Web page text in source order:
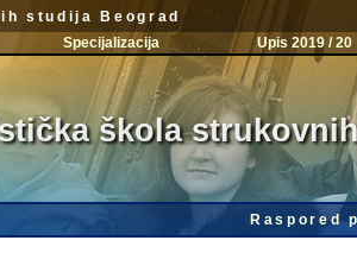
studija Beograd
Specijalizacija Upis 2019 / 20
škola
Raspored